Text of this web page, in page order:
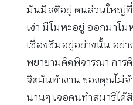
มันมีสติอยู่ คนส่วนใหญ่ที่
เง่า มีโมหะอยู่ ออกมาโม
เซื่องซึมอยู่อย่างนั้น อย่า
พยายามคิดพิจารณา การ
จิตมันทำงาน ของคุณไม่จ
นานๆ เจอคนทำสมาธิได้